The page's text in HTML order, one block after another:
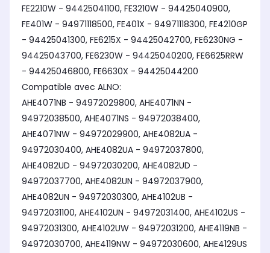
FE2210W - 94425041100, FE3210W - 94425040900,
FE401W - 94971118500, FE401X - 94971118300, FE4210GP
- 94425041300, FE6215X - 94425042700, FE6230NG -
94425043700, FE6230W - 94425040200, FE6625RRW
- 94425046800, FE6630X - 94425044200
Compatible avec ALNO:
AHE4071NB - 94972029800, AHE4071NN -
94972038500, AHE4071NS - 94972038400,
AHE4071NW - 94972029900, AHE4082UA -
94972030400, AHE4082UA - 94972037800,
AHE4082UD - 94972030200, AHE4082UD -
94972037700, AHE4082UN - 94972037900,
AHE4082UN - 94972030300, AHE4102UB -
94972031100, AHE4102UN - 94972031400, AHE4102US -
94972031300, AHE4102UW - 94972031200, AHE4119NB -
94972030700, AHE4119NW - 94972030600, AHE4129US